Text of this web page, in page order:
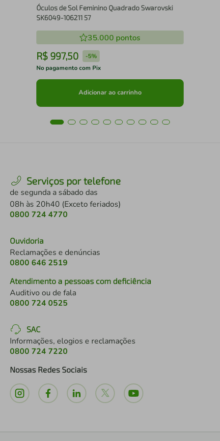
Óculos de Sol Feminino Quadrado Swarovski
SK6049-106211 57
35.000 pontos
R$ 997,50 -5%
No pagamento com Pix
Adicionar ao carrinho
Serviços por telefone
de segunda a sábado das
08h às 20h40 (Exceto feriados)
0800 724 4770
Ouvidoria
Reclamações e denúncias
0800 646 2519
Atendimento a pessoas com deficiência
Auditivo ou de fala
0800 724 0525
SAC
Informações, elogios e reclamações
0800 724 7220
Nossas Redes Sociais